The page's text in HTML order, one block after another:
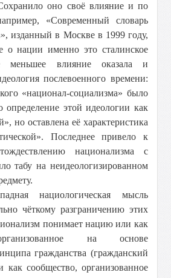
оно своё влияние и по
«Современный словарь
изданный в Москве в 1999 году,
о нации именно это сталинское
меньшее влияние оказала и
послевоенного времени:
«национал-социализма» было
определение этой идеологии как
но оставлена её характеристика
Последнее привело к
национализма с
табу на неидеологизированном
нациологическая мысль
чёткому разграничению этих
понимает нацию или как
на основе
гражданства (гражданский
как сообщество, организованное